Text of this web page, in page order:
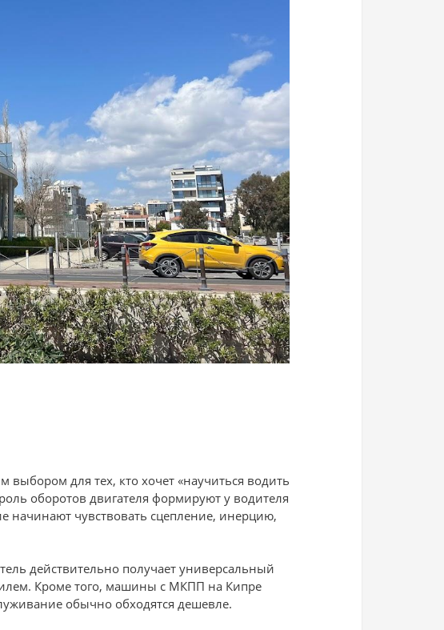
для тех, кто хочет «научиться водить
оборотов двигателя формируют у водителя
начинают чувствовать сцепление, инерцию,
действительно получает универсальный
Кроме того, машины с МКПП на Кипре
обычно обходятся дешевле.